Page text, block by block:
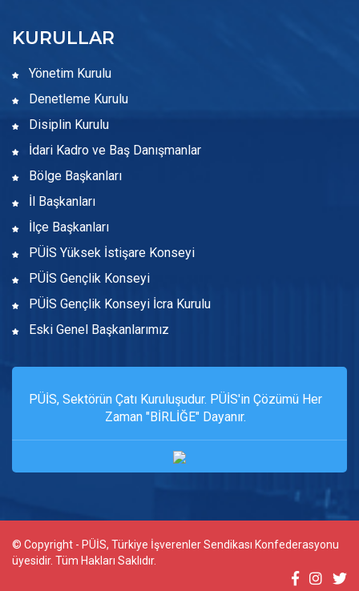
KURULLAR
Yönetim Kurulu
Denetleme Kurulu
Disiplin Kurulu
İdari Kadro ve Baş Danışmanlar
Bölge Başkanları
İl Başkanları
İlçe Başkanları
PÜİS Yüksek İstişare Konseyi
PÜİS Gençlik Konseyi
PÜİS Gençlik Konseyi İcra Kurulu
Eski Genel Başkanlarımız
PÜİS, Sektörün Çatı Kuruluşudur. PÜİS'in Çözümü Her
Zaman "BİRLİĞE" Dayanır.
© Copyright - PÜİS, Türkiye İşverenler Sendikası Konfederasyonu
üyesidir. Tüm Hakları Saklıdır.